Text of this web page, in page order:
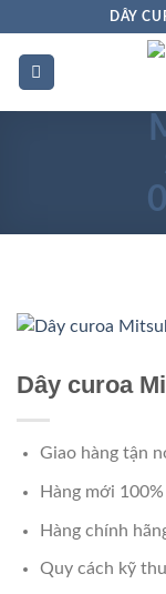
dung
DÂY
Dây curoa
Giao hàng tận
Hàng mới
Hàng chính
Quy cách kỹ